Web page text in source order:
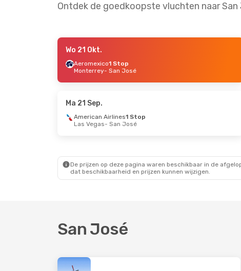
Ontdek de goedkoopste vluchten naar San
- Zo 11 Okt.
- San José
- San
- Do 15 Okt.
- Cancún
San José- Mexico-
Wo 21 Okt.
Aeromexico1 Stop
Monterrey- San José
Ma 21 Sep.
American Airlines1 Stop
Las Vegas- San José
De prijzen op deze pagina waren beschikbaar in de
dat beschikbaarheid en prijzen kunnen wijzigen.
San José